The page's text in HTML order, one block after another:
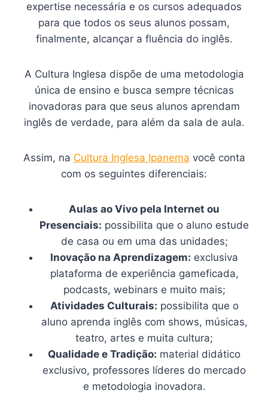
expertise necessária e os cursos adequados
para que todos os seus alunos possam,
finalmente, alcançar a fluência do inglês.
A Cultura Inglesa dispõe de uma metodologia
única de ensino e busca sempre técnicas
inovadoras para que seus alunos aprendam
inglês de verdade, para além da sala de aula.
Assim, na Cultura Inglesa Ipanema você conta
com os seguintes diferenciais:
Aulas ao Vivo pela Internet ou
Presenciais: possibilita que o aluno estude
de casa ou em uma das unidades;
Inovação na Aprendizagem: exclusiva
plataforma de experiência gameficada,
podcasts, webinars e muito mais;
Atividades Culturais: possibilita que o
aluno aprenda inglês com shows, músicas,
teatro, artes e muita cultura;
Qualidade e Tradição: material didático
exclusivo, professores líderes do mercado
e metodologia inovadora.